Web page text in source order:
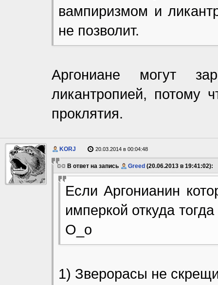
вампиризмом и
не позволит.
Аргониане могут
ликантропией, потому
проклятия.
KORJ 20.03.2014 в 00:04:48
В ответ на запись Greed (20.06.2013 в 19:41:02):
Если Аргонианин
имперкой откуда
O_o
1) Зверорасы не